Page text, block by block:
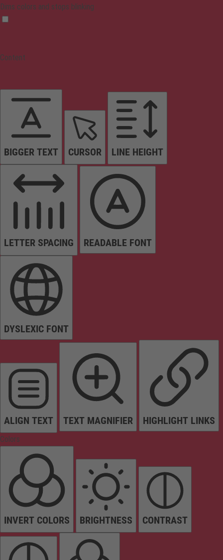
Dims colors and stops blinking
Content
BIGGER TEXT CURSOR LINE HEIGHT
LETTER SPACING READABLE FONT
DYSLEXIC FONT
ALIGN TEXT TEXT MAGNIFIER HIGHLIGHT LINKS
Colors
INVERT COLORS BRIGHTNESS CONTRAST